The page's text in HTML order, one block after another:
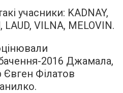
учасники: KADNAY,
VILNA, MELOVIN.
2016 Джамала,
Філатов